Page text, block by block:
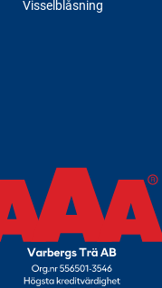
Visselblåsning